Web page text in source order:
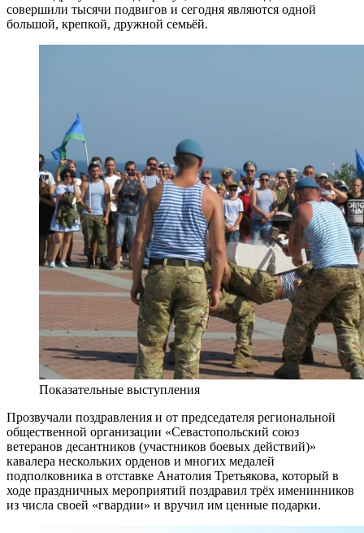
совершили тысячи подвигов и сегодня являются одной
большой, крепкой, дружной семьёй.
Показательные выступления
Прозвучали поздравления и от председателя региональной
общественной организации «Севастопольский союз
ветеранов десантников (участников боевых действий)»
кавалера нескольких орденов и многих медалей
подполковника в отставке Анатолия Третьякова, который в
ходе праздничных мероприятий поздравил трёх именинников
из числа своей «гвардии» и вручил им ценные подарки.